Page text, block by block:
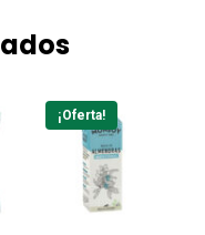
¡Oferta!